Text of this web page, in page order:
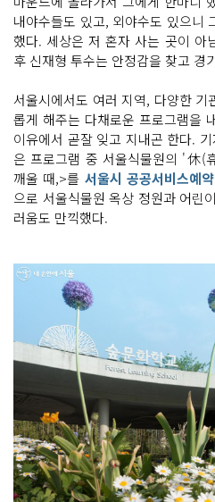
내야수들도 있고, 외야수도 있으니
했다. 세상은 저 혼자 사는 곳이 아
후 신재형 투수는 안정감을 찾고 경
서울시에서도 여러 지역, 다양한 기
롭게 해주는 다채로운 프로그램을
이유에서 곧잘 잊고 지내곤 한다.
은 프로그램 중 서울식물원의 '休(
깨울 때,>를 서울시 공공서비스예약
으로 서울식물원 옥상 정원과 어린
러움도 만끽했다.